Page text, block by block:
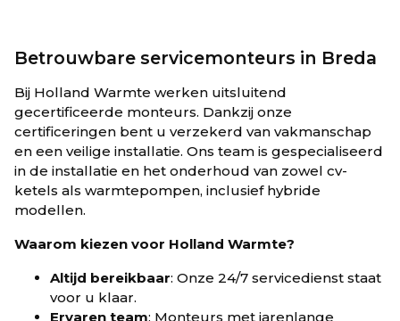
Betrouwbare servicemonteurs in Breda
Bij Holland Warmte werken uitsluitend
gecertificeerde monteurs. Dankzij onze
certificeringen bent u verzekerd van vakmanschap
en een veilige installatie. Ons team is gespecialiseerd
in de installatie en het onderhoud van zowel cv-
ketels als warmtepompen, inclusief hybride
modellen.
Waarom kiezen voor Holland Warmte?
Altijd bereikbaar: Onze 24/7 servicedienst staat
voor u klaar.
Ervaren team: Monteurs met jarenlange